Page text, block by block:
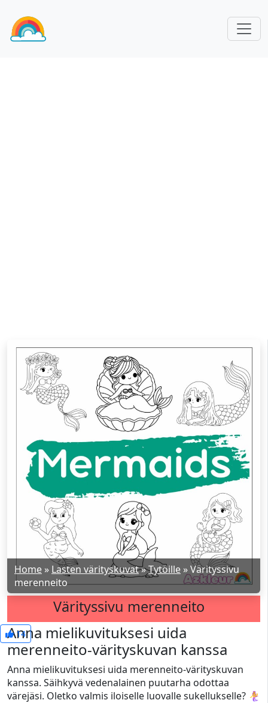
Home » Lasten värityskuvat»Tytöille »Värityssivu
merenneito
Värityssivu merenneito
14
Anna mielikuvituksesi uida
merenneito-värityskuvan kanssa
Anna mielikuvituksesi uida merenneito-värityskuvan
kanssa. Säihkyvä vedenalainen puutarha odottaa
värejäsi. Oletko valmis iloiselle luovalle sukellukselle? 🧜‍♀️